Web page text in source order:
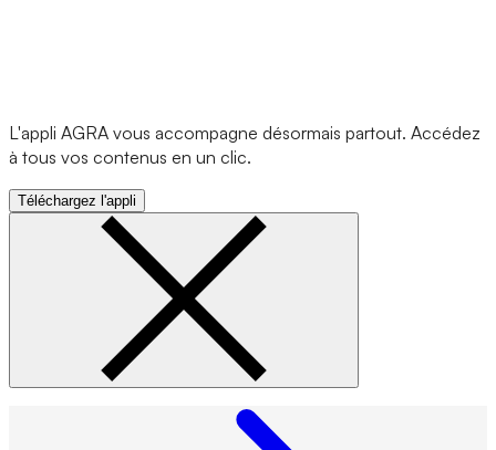
L'appli AGRA vous accompagne désormais partout. Accédez
à tous vos contenus en un clic.
Téléchargez l'appli